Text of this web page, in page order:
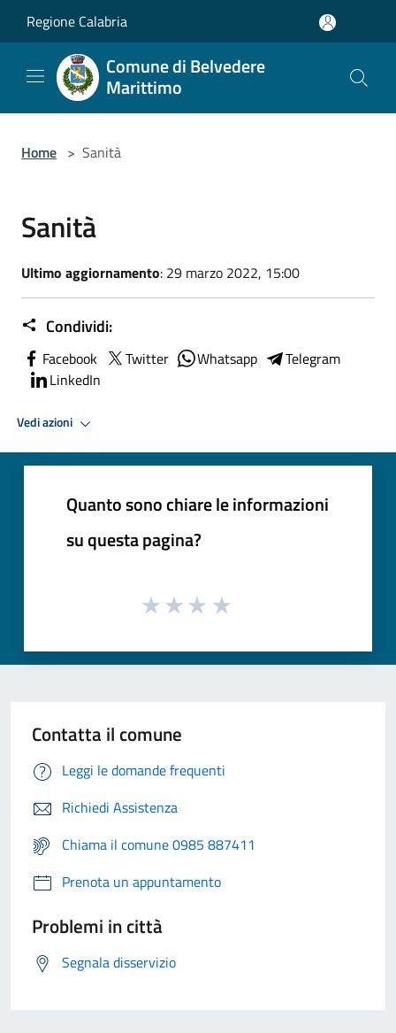
Regione Calabria
Comune di Belvedere
Marittimo
Home > Sanità
Sanità
Ultimo aggiornamento: 29 marzo 2022, 15:00
Condividi:
Facebook Twitter Whatsapp
Telegram
LinkedIn
Vedi azioni
Quanto sono chiare le informazioni
su questa pagina?
Contatta il comune
Leggi le domande frequenti
Richiedi Assistenza
Chiama il comune 0985 887411
Prenota un appuntamento
Problemi in città
Segnala disservizio